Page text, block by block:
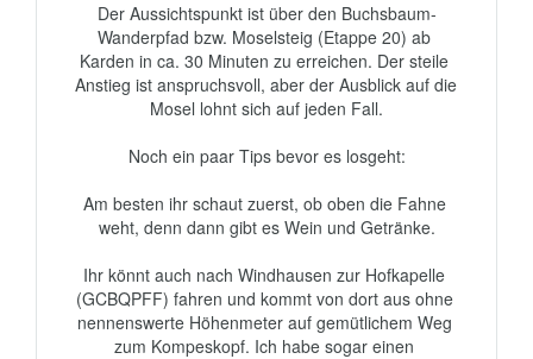
Der Aussichtspunkt ist über den Buchsbaum-
Wanderpfad bzw. Moselsteig (Etappe 20) ab
Karden in ca. 30 Minuten zu erreichen. Der steile
Anstieg ist anspruchsvoll, aber der Ausblick auf die
Mosel lohnt sich auf jeden Fall.
Noch ein paar Tips bevor es losgeht:
Am besten ihr schaut zuerst, ob oben die Fahne
weht, denn dann gibt es Wein und Getränke.
Ihr könnt auch nach Windhausen zur Hofkapelle
(GCBQPFF) fahren und kommt von dort aus ohne
nennenswerte Höhenmeter auf gemütlichem Weg
zum Kompeskopf. Ich habe sogar einen